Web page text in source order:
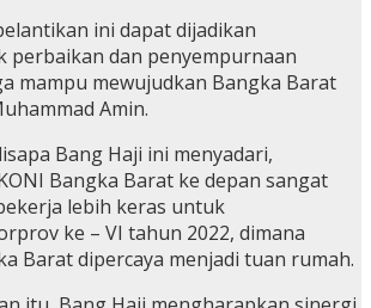
ini dapat dijadikan
perbaikan dan penyempurnaan
mampu mewujudkan Bangka Barat
Amin.
Bang Haji ini menyadari,
Bangka Barat ke depan sangat
lebih keras untuk
ke – VI tahun 2022, dimana
Barat dipercaya menjadi tuan rumah.